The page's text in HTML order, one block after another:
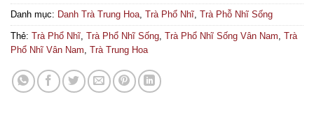
Danh mục: Danh Trà Trung Hoa, Trà Phổ Nhĩ, Trà Phỗ Nhĩ Sống
Thẻ: Trà Phổ Nhĩ, Trà Phổ Nhĩ Sống, Trà Phổ Nhĩ Sống Vân Nam, Trà
Phổ Nhĩ Vân Nam, Trà Trung Hoa